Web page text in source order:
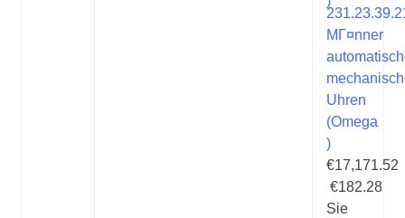
MГ¤nner
Uhren
(Omega
)
€17,171.52
€182.28
Sie